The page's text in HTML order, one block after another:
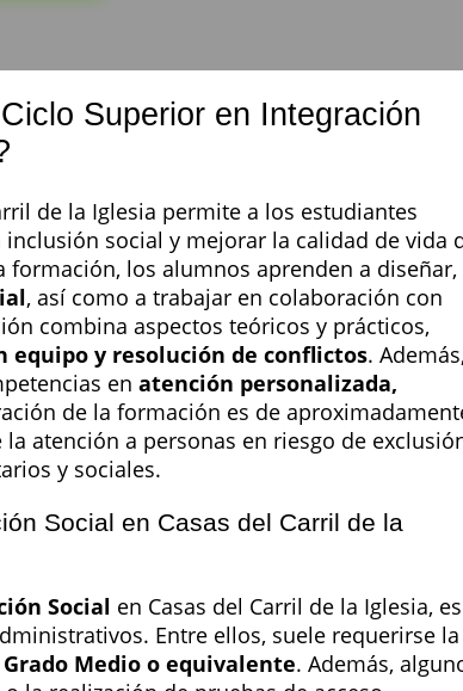
Superior en Integración
de la Iglesia permite a los estudiantes
social y mejorar la calidad de vida
los alumnos aprenden a diseñar,
, así como a trabajar en colaboración con
combina aspectos teóricos y prácticos,
equipo y resolución de conflictos.
en atención personalizada,
de la formación es de
atención a personas en riesgo de
y sociales.
Social en Casas del Carril de la
Social en Casas del Carril de la Iglesia, es
Entre ellos, suele requerirse la
Medio o equivalente. Además,